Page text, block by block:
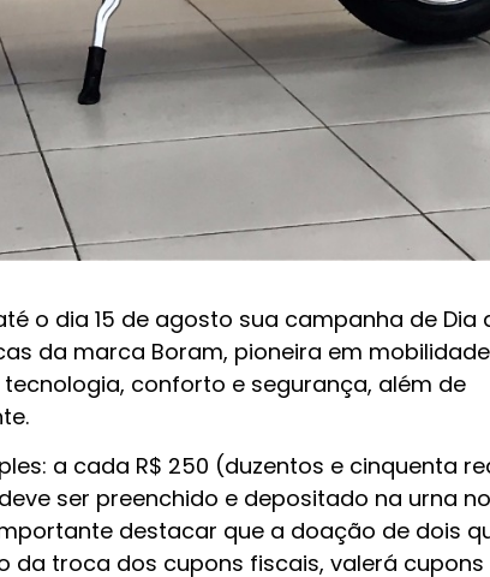
o dia 15 de agosto sua campanha de Dia
da marca Boram, pioneira em mobilidade
conforto e segurança, além de
a cada R$ 250 (duzentos e cinquenta
ser preenchido e depositado na urna
destacar que a doação de dois
da troca dos cupons fiscais, valerá cupons